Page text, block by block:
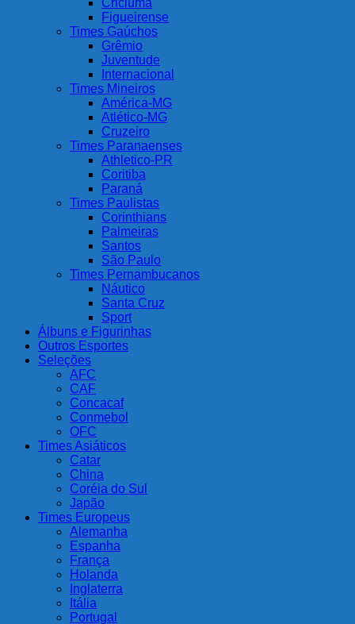
Criciúma
Figueirense
Times Gaúchos
Grêmio
Juventude
Internacional
Times Mineiros
América-MG
Atlético-MG
Cruzeiro
Times Paranaenses
Athletico-PR
Coritiba
Paraná
Times Paulistas
Corinthians
Palmeiras
Santos
São Paulo
Times Pernambucanos
Náutico
Santa Cruz
Sport
Álbuns e Figurinhas
Outros Esportes
Seleções
AFC
CAF
Concacaf
Conmebol
OFC
Times Asiáticos
Catar
China
Coréia do Sul
Japão
Times Europeus
Alemanha
Espanha
França
Holanda
Inglaterra
Itália
Portugal